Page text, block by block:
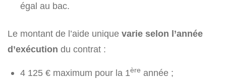
égal au bac.
Le montant de l’aide unique varie selon l’année
d’exécution du contrat :
4 125 € maximum pour la 1ère année ;